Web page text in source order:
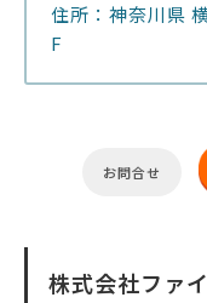
住所：神奈川県
F
お問合せ
株式会社ファ